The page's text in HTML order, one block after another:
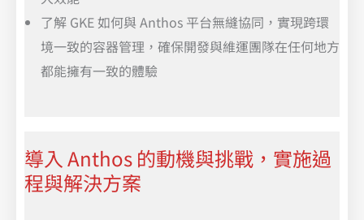
了解 GKE 如何與 Anthos 平台無縫協同，實現跨環
境一致的容器管理，確保開發與維運團隊在任何地方
都能擁有一致的體驗
導入 Anthos 的動機與挑戰，實施過
程與解決方案